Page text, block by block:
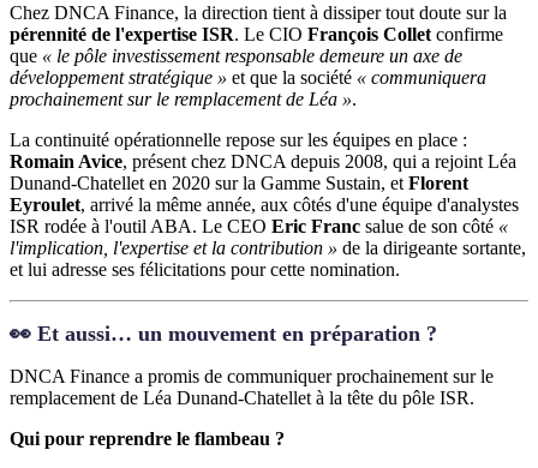
Chez DNCA Finance, la direction tient à dissiper tout doute sur la
pérennité de l'expertise ISR. Le CIO François Collet confirme
que « le pôle investissement responsable demeure un axe de
développement stratégique » et que la société « communiquera
prochainement sur le remplacement de Léa ».
La continuité opérationnelle repose sur les équipes en place :
Romain Avice, présent chez DNCA depuis 2008, qui a rejoint Léa
Dunand-Chatellet en 2020 sur la Gamme Sustain, et Florent
Eyroulet, arrivé la même année, aux côtés d'une équipe d'analystes
ISR rodée à l'outil ABA. Le CEO Eric Franc salue de son côté «
l'implication, l'expertise et la contribution » de la dirigeante sortante,
et lui adresse ses félicitations pour cette nomination.
👀 Et aussi… un mouvement en préparation ?
DNCA Finance a promis de communiquer prochainement sur le
remplacement de Léa Dunand-Chatellet à la tête du pôle ISR.
Qui pour reprendre le flambeau ?